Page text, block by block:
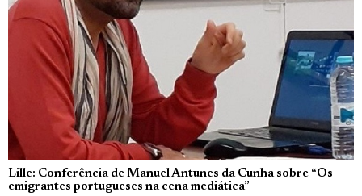
Lille: Conferência de Manuel Antunes da Cunha sobre “Os
emigrantes portugueses na cena mediática”